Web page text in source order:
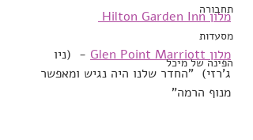
תחבורה
מסעדות
הפינה של מיכל
מלון Hilton Garden Inn
מלון Glen Point Marriott
-  (ניו
ג'רזי)  "החדר שלנו היה נגיש ומאפשר
מנוף הרמה"